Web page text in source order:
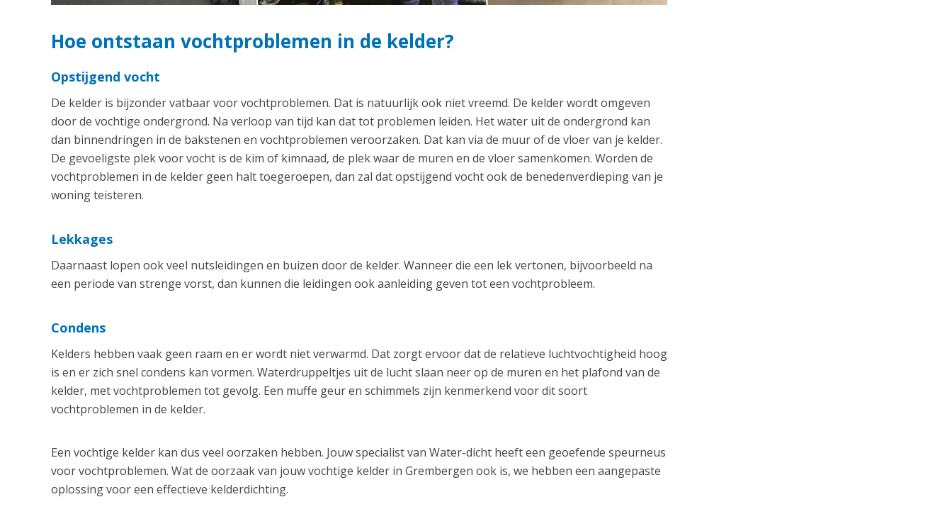
Hoe ontstaan vochtproblemen in de kelder?
Opstijgend vocht
De kelder is bijzonder vatbaar voor vochtproblemen. Dat is natuurlijk ook niet vreemd. De kelder wordt omgeven
door de vochtige ondergrond. Na verloop van tijd kan dat tot problemen leiden. Het water uit de ondergrond kan
dan binnendringen in de bakstenen en vochtproblemen veroorzaken. Dat kan via de muur of de vloer van je kelder.
De gevoeligste plek voor vocht is de kim of kimnaad, de plek waar de muren en de vloer samenkomen. Worden de
vochtproblemen in de kelder geen halt toegeroepen, dan zal dat opstijgend vocht ook de benedenverdieping van je
woning teisteren.
Lekkages
Daarnaast lopen ook veel nutsleidingen en buizen door de kelder. Wanneer die een lek vertonen, bijvoorbeeld na
een periode van strenge vorst, dan kunnen die leidingen ook aanleiding geven tot een vochtprobleem.
Condens
Kelders hebben vaak geen raam en er wordt niet verwarmd. Dat zorgt ervoor dat de relatieve luchtvochtigheid hoog
is en er zich snel condens kan vormen. Waterdruppeltjes uit de lucht slaan neer op de muren en het plafond van de
kelder, met vochtproblemen tot gevolg. Een muffe geur en schimmels zijn kenmerkend voor dit soort
vochtproblemen in de kelder.
Een vochtige kelder kan dus veel oorzaken hebben. Jouw specialist van Water-dicht heeft een geoefende speurneus
voor vochtproblemen. Wat de oorzaak van jouw vochtige kelder in Grembergen ook is, we hebben een aangepaste
oplossing voor een effectieve kelderdichting.